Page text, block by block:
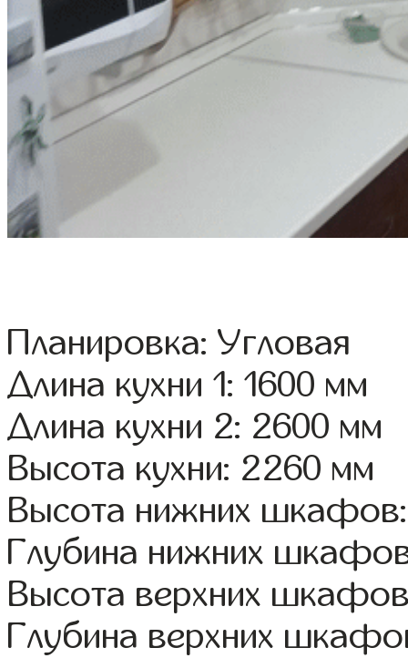
Планировка: Угловая
Длина кухни 1: 1600 мм
Длина кухни 2: 2600 мм
Высота кухни: 2260 мм
Высота нижних
Глубина нижних
Высота верхних
Глубина верхних